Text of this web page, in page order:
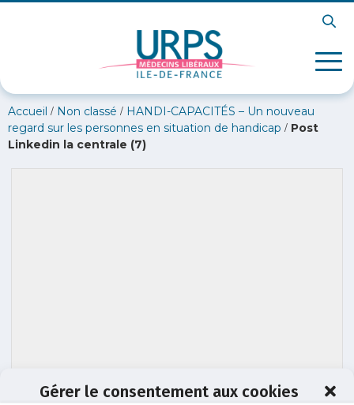
Gérer le consentement aux cookies
Accueil / Non classé / HANDI-CAPACITÉS – Un nouveau
regard sur les personnes en situation de handicap / Post
Linkedin la centrale (7)